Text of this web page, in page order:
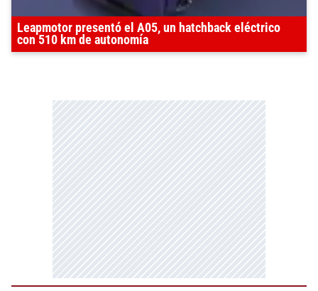
Leapmotor presentó el A05, un hatchback eléctrico
con 510 km de autonomía